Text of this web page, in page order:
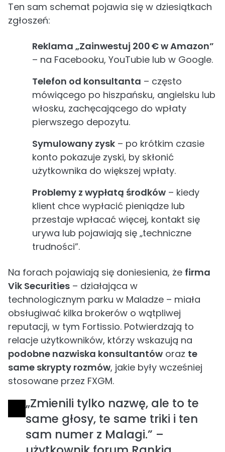
Ten sam schemat pojawia się w dziesiątkach
zgłoszeń:
Reklama „Zainwestuj 200 € w Amazon”
– na Facebooku, YouTubie lub w Google.
Telefon od konsultanta – często
mówiącego po hiszpańsku, angielsku lub
włosku, zachęcającego do wpłaty
pierwszego depozytu.
Symulowany zysk – po krótkim czasie
konto pokazuje zyski, by skłonić
użytkownika do większej wpłaty.
Problemy z wypłatą środków – kiedy
klient chce wypłacić pieniądze lub
przestaje wpłacać więcej, kontakt się
urywa lub pojawiają się „techniczne
trudności”.
Na forach pojawiają się doniesienia, że firma
Vik Securities – działająca w
technologicznym parku w Maladze – miała
obsługiwać kilka brokerów o wątpliwej
reputacji, w tym Fortissio. Potwierdzają to
relacje użytkowników, którzy wskazują na
podobne nazwiska konsultantów oraz te
same skrypty rozmów, jakie były wcześniej
stosowane przez FXGM.
„Zmienili tylko nazwę, ale to te
same głosy, te same triki i ten
sam numer z Malagi.” –